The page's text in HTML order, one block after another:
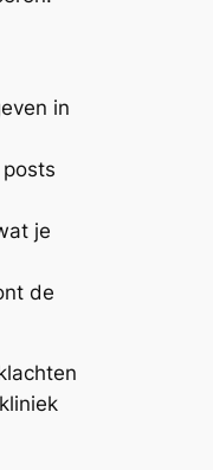
in
je
de